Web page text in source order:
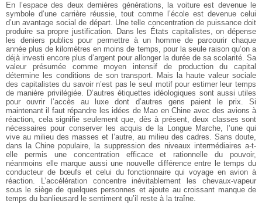
En l’espace des deux dernières générations, la voiture est devenue le
symbole d’une carrière réussie, tout comme l’école est devenue celui
d’un avantage social de départ. Une telle concentration de puissance doit
produire sa propre justification. Dans les États capitalistes, on dépense
les deniers publics pour permettre à un homme de parcourir chaque
année plus de kilomètres en moins de temps, pour la seule raison qu’on a
déjà investi encore plus d’argent pour allonger la durée de sa scolarité. Sa
valeur présumée comme moyen intensif de production du capital
détermine les conditions de son transport. Mais la haute valeur sociale
des capitalistes du savoir n’est pas le seul motif pour estimer leur temps
de manière privilégiée. D’autres étiquettes idéologiques sont aussi utiles
pour ouvrir l’accès au luxe dont d’autres gens paient le prix. Si
maintenant il faut répandre les idées de Mao en Chine avec des avions à
réaction, cela signifie seulement que, dès à présent, deux classes sont
nécessaires pour conserver les acquis de la Longue Marche, l’une qui
vive au milieu des masses et l’autre, au milieu des cadres. Sans doute,
dans la Chine populaire, la suppression des niveaux intermédiaires a-t-
elle permis une concentration efficace et rationnelle du pouvoir,
néanmoins elle marque aussi une nouvelle différence entre le temps du
conducteur de bœufs et celui du fonctionnaire qui voyage en avion à
réaction. L’accélération concentre inévitablement les chevaux-vapeur
sous le siège de quelques personnes et ajoute au croissant manque de
temps du banlieusard le sentiment qu’il reste à la traîne.